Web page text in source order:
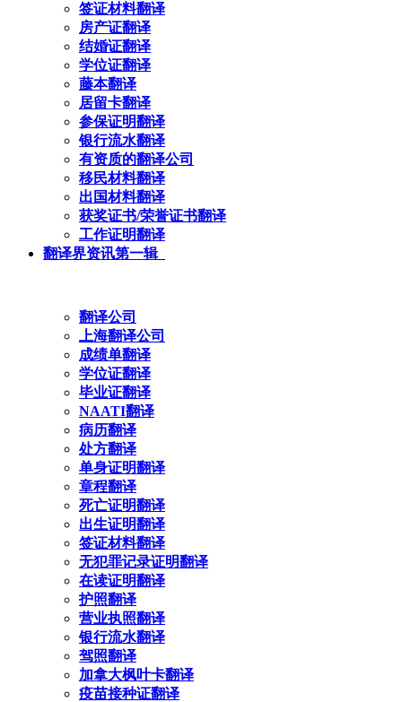
签证材料翻译
房产证翻译
结婚证翻译
学位证翻译
藤本翻译
居留卡翻译
参保证明翻译
银行流水翻译
有资质的翻译公司
移民材料翻译
出国材料翻译
获奖证书/荣誉证书翻译
工作证明翻译
翻译界资讯第一辑
翻译公司
上海翻译公司
成绩单翻译
学位证翻译
毕业证翻译
NAATI翻译
病历翻译
处方翻译
单身证明翻译
章程翻译
死亡证明翻译
出生证明翻译
签证材料翻译
无犯罪记录证明翻译
在读证明翻译
护照翻译
营业执照翻译
银行流水翻译
驾照翻译
加拿大枫叶卡翻译
疫苗接种证翻译